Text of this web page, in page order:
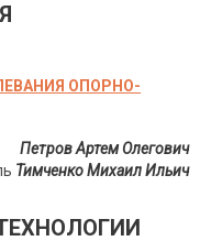
ОПОРНО-
Петров Артем Олегович
Тимченко Михаил Ильич